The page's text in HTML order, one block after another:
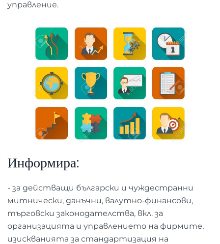
управление.
Информира:
- за действащи български и чуждестранни
митнически, данъчни, валутно-финансови,
търговски законодателства, вкл. за
организацията и управлението на фирмите,
изискванията за стандартизация на